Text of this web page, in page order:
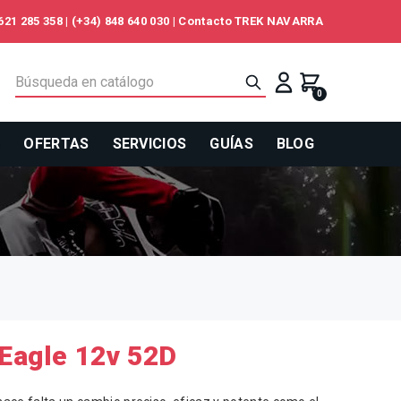
285 358| (+34) 848 640 030 | Contacto TREK NAVARRA
0
OFERTAS SERVICIOS GUÍAS BLOG
12v 52D